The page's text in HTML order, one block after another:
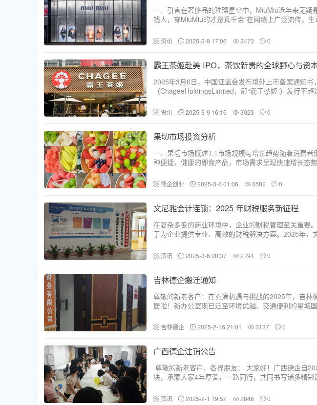
一、引言在奢侈品的璀璨星空中，MiuMiu近年来无疑
钱人，穿MiuMiu的才是真千金”在网络上广泛流传，
资讯 2025-3-9 17:06 3473 0
霸王茶姬赴美 IPO，茶饮新贵的全球野心与资
2025年3月6日，中国证监会发布境外上市备案通知书
（ChageeHoldingsLimited，即“霸王茶姬”）发行不
下。狂飙突进：从云南走向...
资讯 2025-3-9 16:16 3023 0
果切市场投资分析
一、果切市场概述1.1市场规模与增长趋势随着消费
种便捷、健康的即食产品，市场需求呈现快速增长态
渗透率预测，果切具备千亿规模市场。这一增长趋势不
德企创业 2025-3-6 01:06 3582 0
文尼雅会计连锁：2025 年财税服务新征程
在复杂多变的商业环境中，企业的财税管理至关重要
于为企业提供专业、高效的财税解决方案。2025年
（一）代理记账账务处理精细化：文尼雅会计连锁的
资讯 2025-3-6 00:37 2794 0
吉林德企搬迁通知
尊敬的新老客户：在充满机遇与挑战的2025年，吉
居啦！新办公室现已迁至环境优越、交通便利的星城
我们深知，没有您的一路相随，就没有公司的今天。...
吉林德企 2025-2-16 21:01 3137 0
广西德企注销公告
尊敬的新老客户、各界朋友： 大家好！广西德企自
块，承蒙大家4年厚爱，一路同行，共同书写诸多精
上句号，却也意味着新的开始。我们将沉淀过往经验
资讯 2025-2-1 19:52 2848 0